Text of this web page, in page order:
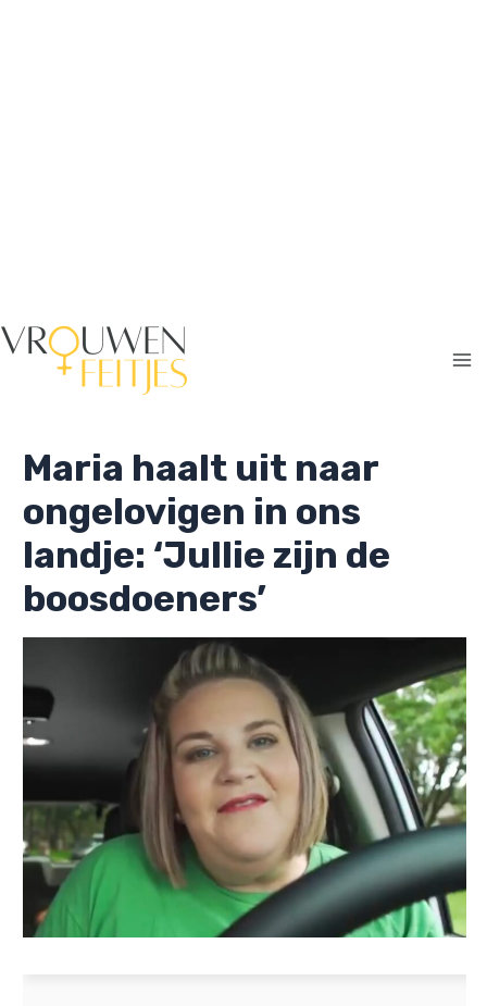
Maria haalt uit naar
ongelovigen in ons
landje: ‘Jullie zijn de
boosdoeners’